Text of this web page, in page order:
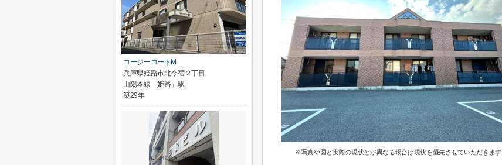
※写真や図と実際の現状とが異なる場合は現状を優先させていただきます
コージーコートM
兵庫県姫路市北今宿２丁目
山陽本線「姫路」駅
築29年